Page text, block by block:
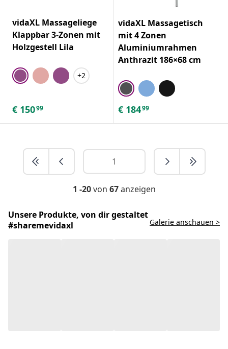
vidaXL Massageliege
Klappbar 3-Zonen mit
Holzgestell Lila
+2
€ 15099
vidaXL Massagetisch
mit 4 Zonen
Aluminiumrahmen
Anthrazit 186×68 cm
€ 18499
1 -20von 67anzeigen
Unsere Produkte, von dir gestaltet
#sharemevidaxl
Galerie anschauen >